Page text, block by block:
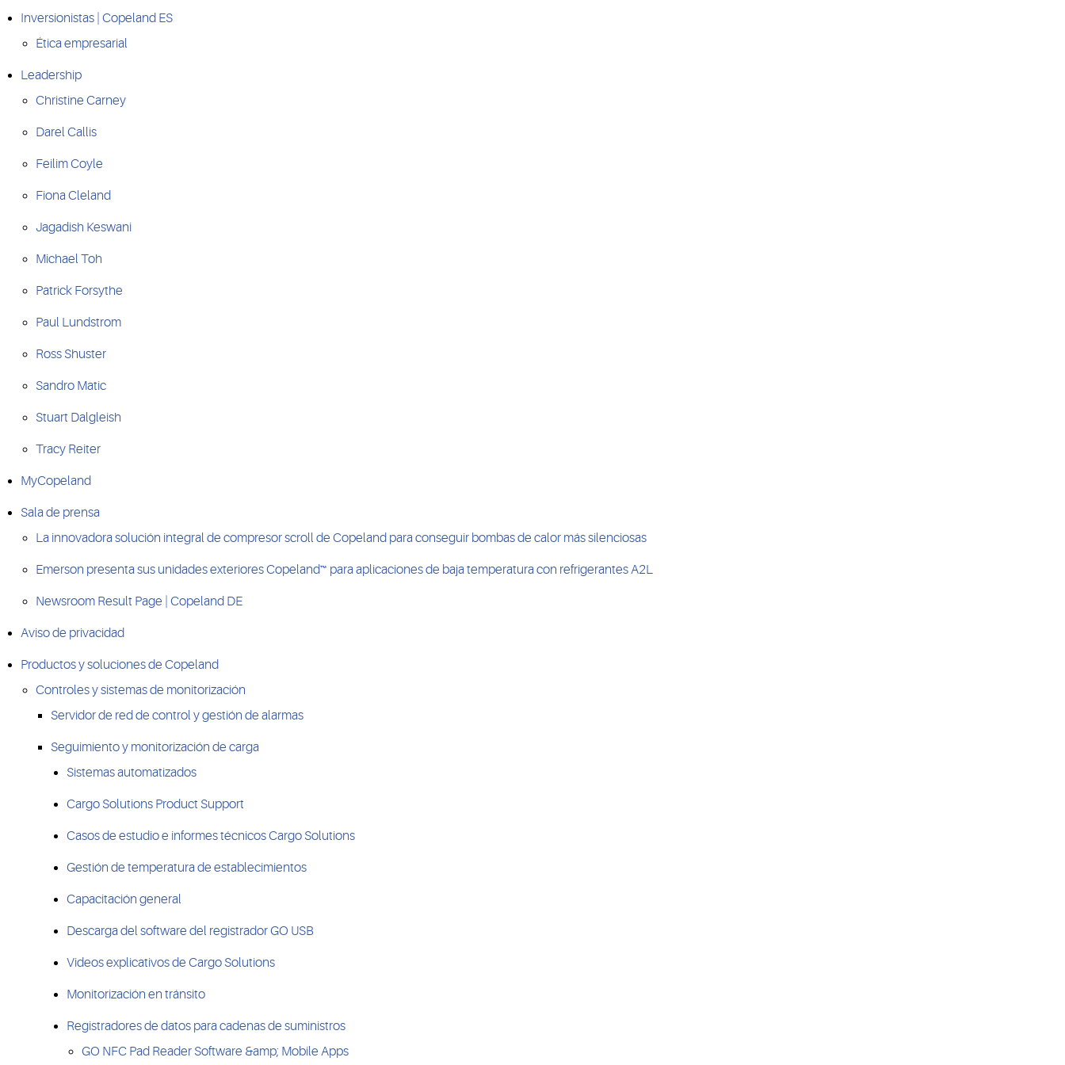
Inversionistas | Copeland ES
Ética empresarial
Leadership
Christine Carney
Darel Callis
Feilim Coyle
Fiona Cleland
Jagadish Keswani
Michael Toh
Patrick Forsythe
Paul Lundstrom
Ross Shuster
Sandro Matic
Stuart Dalgleish
Tracy Reiter
MyCopeland
Sala de prensa
La innovadora solución integral de compresor scroll de Copeland para conseguir bombas de calor más silenciosas
Emerson presenta sus unidades exteriores Copeland™ para aplicaciones de baja temperatura con refrigerantes A2L
Newsroom Result Page | Copeland DE
Aviso de privacidad
Productos y soluciones de Copeland
Controles y sistemas de monitorización
Servidor de red de control y gestión de alarmas
Seguimiento y monitorización de carga
Sistemas automatizados
Cargo Solutions Product Support
Casos de estudio e informes técnicos Cargo Solutions
Gestión de temperatura de establecimientos
Capacitación general
Descarga del software del registrador GO USB
Videos explicativos de Cargo Solutions
Monitorización en tránsito
Registradores de datos para cadenas de suministros
GO NFC Pad Reader Software &amp; Mobile Apps